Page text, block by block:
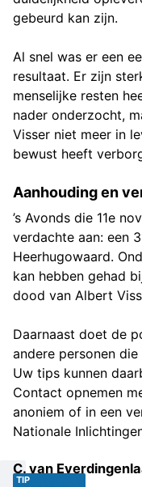
gebeurd kan zijn.
Al snel was er een
resultaat. Er zijn
menselijke resten
nader onderzocht,
Visser niet meer in
bewust heeft
Aanhouding en
’s Avonds die 11e
verdachte aan: een
Heerhugowaard.
kan hebben gehad
dood van Albert
Daarnaast doet de
andere personen
Uw tips kunnen
Contact opnemen
anoniem of in een
Nationale
TIP
C. van